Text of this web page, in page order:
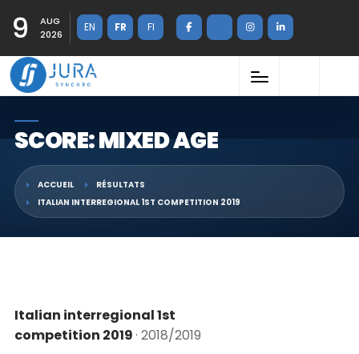
9
AUG
2026
EN FR FI
SCORE: MIXED AGE
ACCUEIL
RÉSULTATS
ITALIAN INTERREGIONAL 1ST COMPETITION 2019
Italian interregional 1st
competition 2019· 2018/2019